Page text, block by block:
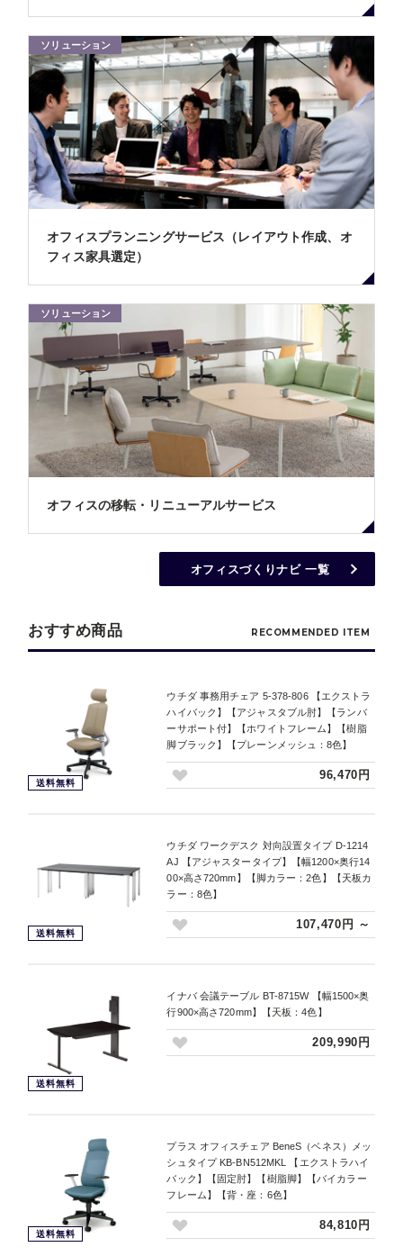
ソリューション
オフィスプランニングサービス（レイアウト作成、オ
フィス家具選定）
ソリューション
オフィスの移転・リニューアルサービス
オフィスづくりナビ 一覧
おすすめ商品 RECOMMENDED ITEM
送料無料
ウチダ 事務用チェア 5-378-806 【エクストラ
ハイバック】【アジャスタブル肘】【ランバ
ーサポート付】【ホワイトフレーム】【樹脂
脚ブラック】【プレーンメッシュ：8色】
96,470円
送料無料
ウチダ ワークデスク 対向設置タイプ D-1214
AJ 【アジャスタータイプ】【幅1200×奥行14
00×高さ720mm】【脚カラー：2色】【天板カ
ラー：8色】
107,470円 ～
送料無料
イナバ 会議テーブル BT-8715W 【幅1500×奥
行900×高さ720mm】【天板：4色】
209,990円
送料無料
プラス オフィスチェア BeneS（ベネス）メッ
シュタイプ KB-BN512MKL 【エクストラハイ
バック】【固定肘】【樹脂脚】【バイカラー
フレーム】【背・座：6色】
84,810円